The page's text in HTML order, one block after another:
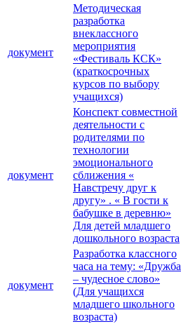
документ
Методическая
разработка
внеклассного
мероприятия
«Фестиваль КСК»
(краткосрочных
курсов по выбору
учащихся)
документ
Конспект совместной
деятельности с
родителями по
технологии
эмоционального
сближения «
Навстречу друг к
другу» . « В гости к
бабушке в деревню»
Для детей младшего
дошкольного возраста
документ
Разработка классного
часа на тему: «Дружба
– чудесное слово»
(Для учащихся
младшего школьного
возраста)